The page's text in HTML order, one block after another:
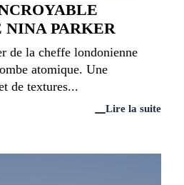
NINA PARKER
de la cheffe londonienne
atomique. Une
de textures...
Lire la suite